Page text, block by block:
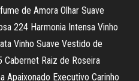
de Amora Olhar Suave
224 Harmonia Intensa Vinho
Vinho Suave Vestido de
Raiz de Roseira
Apaixonado Executivo Carinho